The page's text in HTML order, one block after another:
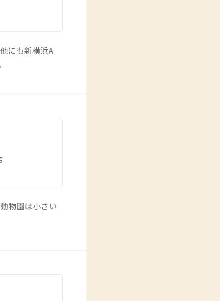
にも新横浜A
物園は小さい